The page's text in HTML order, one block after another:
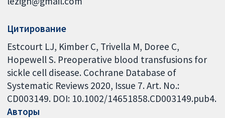
Цитирование
Estcourt LJ, Kimber C, Trivella M, Doree C,
Hopewell S. Preoperative blood transfusions for
sickle cell disease. Cochrane Database of
Systematic Reviews 2020, Issue 7. Art. No.:
CD003149. DOI: 10.1002/14651858.CD003149.pub4.
Авторы